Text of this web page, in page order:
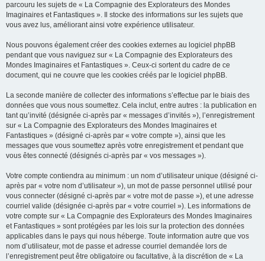
parcouru les sujets de « La Compagnie des Explorateurs des Mondes
Imaginaires et Fantastiques ». Il stocke des informations sur les sujets que
vous avez lus, améliorant ainsi votre expérience utilisateur.
Nous pouvons également créer des cookies externes au logiciel phpBB
pendant que vous naviguez sur « La Compagnie des Explorateurs des
Mondes Imaginaires et Fantastiques ». Ceux-ci sortent du cadre de ce
document, qui ne couvre que les cookies créés par le logiciel phpBB.
La seconde manière de collecter des informations s’effectue par le biais des
données que vous nous soumettez. Cela inclut, entre autres : la publication en
tant qu’invité (désignée ci-après par « messages d’invités »), l’enregistrement
sur « La Compagnie des Explorateurs des Mondes Imaginaires et
Fantastiques » (désigné ci-après par « votre compte »), ainsi que les
messages que vous soumettez après votre enregistrement et pendant que
vous êtes connecté (désignés ci-après par « vos messages »).
Votre compte contiendra au minimum : un nom d’utilisateur unique (désigné ci-
après par « votre nom d’utilisateur »), un mot de passe personnel utilisé pour
vous connecter (désigné ci-après par « votre mot de passe »), et une adresse
courriel valide (désignée ci-après par « votre courriel »). Les informations de
votre compte sur « La Compagnie des Explorateurs des Mondes Imaginaires
et Fantastiques » sont protégées par les lois sur la protection des données
applicables dans le pays qui nous héberge. Toute information autre que vos
nom d’utilisateur, mot de passe et adresse courriel demandée lors de
l’enregistrement peut être obligatoire ou facultative, à la discrétion de « La